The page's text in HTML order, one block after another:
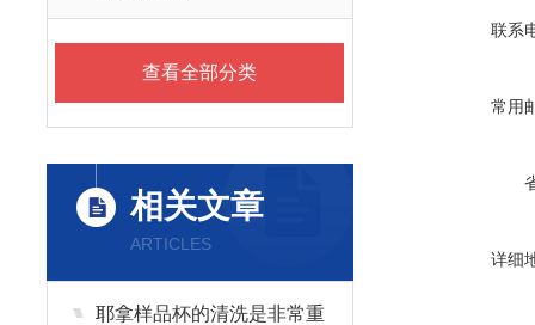
查看全部分类
相关文章
ARTICLES
耶拿样品杯的清洗是非常重
联系
常用
详细